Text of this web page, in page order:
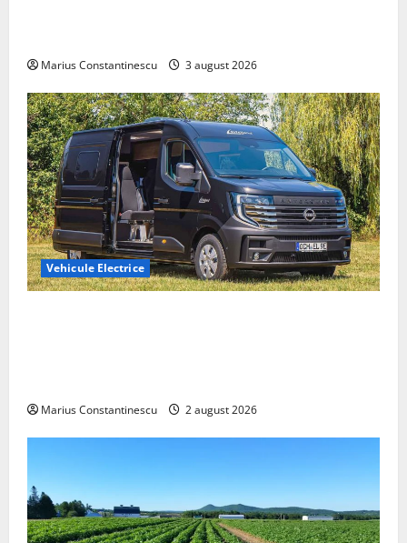
Marius Constantinescu 3 august 2026
Vehicule Electrice
Marius Constantinescu 2 august 2026